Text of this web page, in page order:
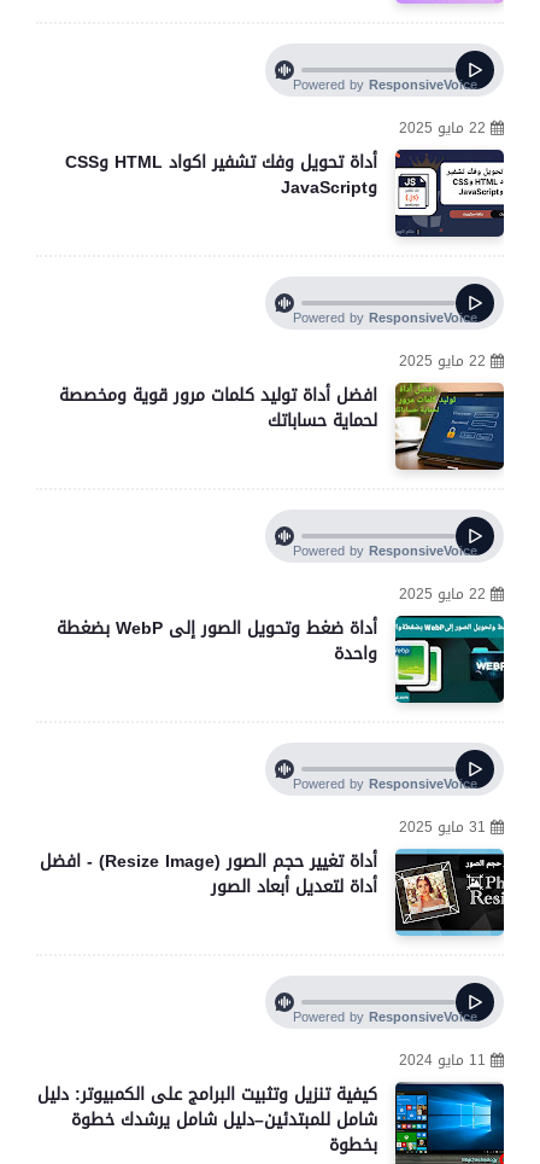
22 مايو 2025
أداة تحويل وفك تشفير اكواد HTML وCSS
وJavaScript
22 مايو 2025
افضل أداة توليد كلمات مرور قوية ومخصصة
لحماية حساباتك
22 مايو 2025
أداة ضغط وتحويل الصور إلى WebP بضغطة
واحدة
31 مايو 2025
أداة تغيير حجم الصور (Resize Image) - افضل
أداة لتعديل أبعاد الصور
11 مايو 2024
كيفية تنزيل وتثبيت البرامج على الكمبيوتر: دليل
شامل للمبتدئين–دليل شامل يرشدك خطوة
بخطوة